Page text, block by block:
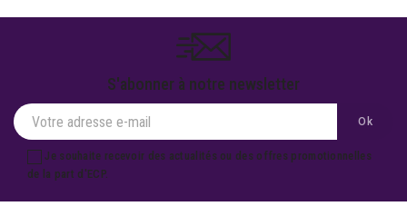
S'abonner à notre newsletter
Je souhaite recevoir des actualités ou des offres promotionnelles
de la part d'ECP.